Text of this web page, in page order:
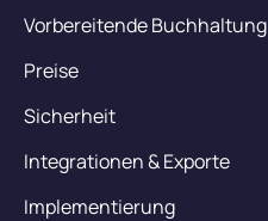
Vorbereitende Buchhaltung
Preise
Sicherheit
Integrationen & Exporte
Implementierung